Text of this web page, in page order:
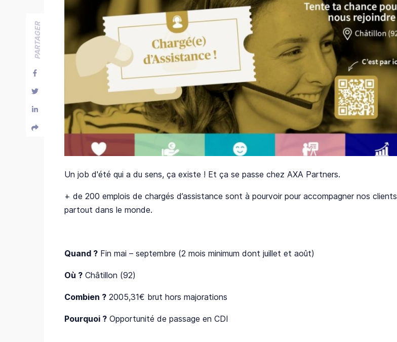
PARTAGER
Un job d'été qui a du sens, ça existe ! Et ça se passe chez AXA Partners.
+ de 200 emplois de chargés d’assistance sont à pourvoir pour accompagner nos clients
partout dans le monde.
Quand ? Fin mai – septembre (2 mois minimum dont juillet et août)
Où ? Châtillon (92)
Combien ? 2005,31€ brut hors majorations
Pourquoi ? Opportunité de passage en CDI